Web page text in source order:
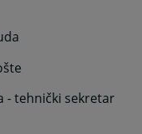
- tehnički sekretar